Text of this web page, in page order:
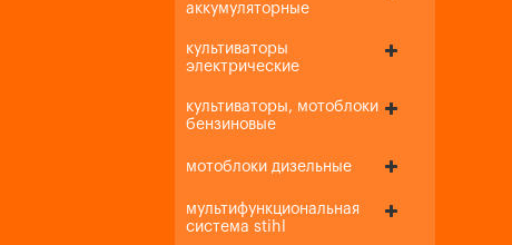
аккумуляторные
культиваторы
электрические
культиваторы, мотоблоки
бензиновые
мотоблоки дизельные
мультифункциональная
система stihl